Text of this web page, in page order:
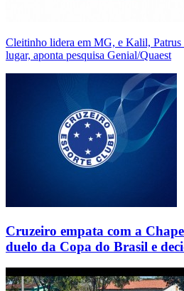
Cleitinho lidera em MG, e Kalil, Patrus
lugar, aponta pesquisa Genial/Quaest
Cruzeiro empata com a
duelo da Copa do Brasil e